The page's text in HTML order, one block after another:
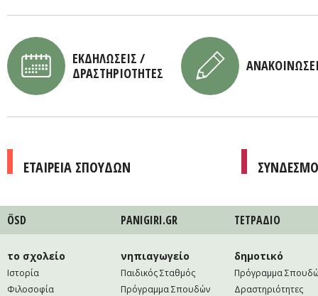
ΕΚΔΗΛΩΣΕΙΣ /
ΔΡΑΣΤΗΡΙΟΤΗΤΕΣ
ΕΤΑΙΡΕΙΑ ΣΠΟΥΔΩΝ
ÖSD PANIGIRI.GR ΤΕΤΡAΔΙΟ
το σχολείο
Ιστορία
Φιλοσοφία
νηπιαγωγείο
Παιδικός Σταθμός
Πρόγραμμα Σπουδών
δημοτικό
Πρόγραμμα
Δραστηριότητες